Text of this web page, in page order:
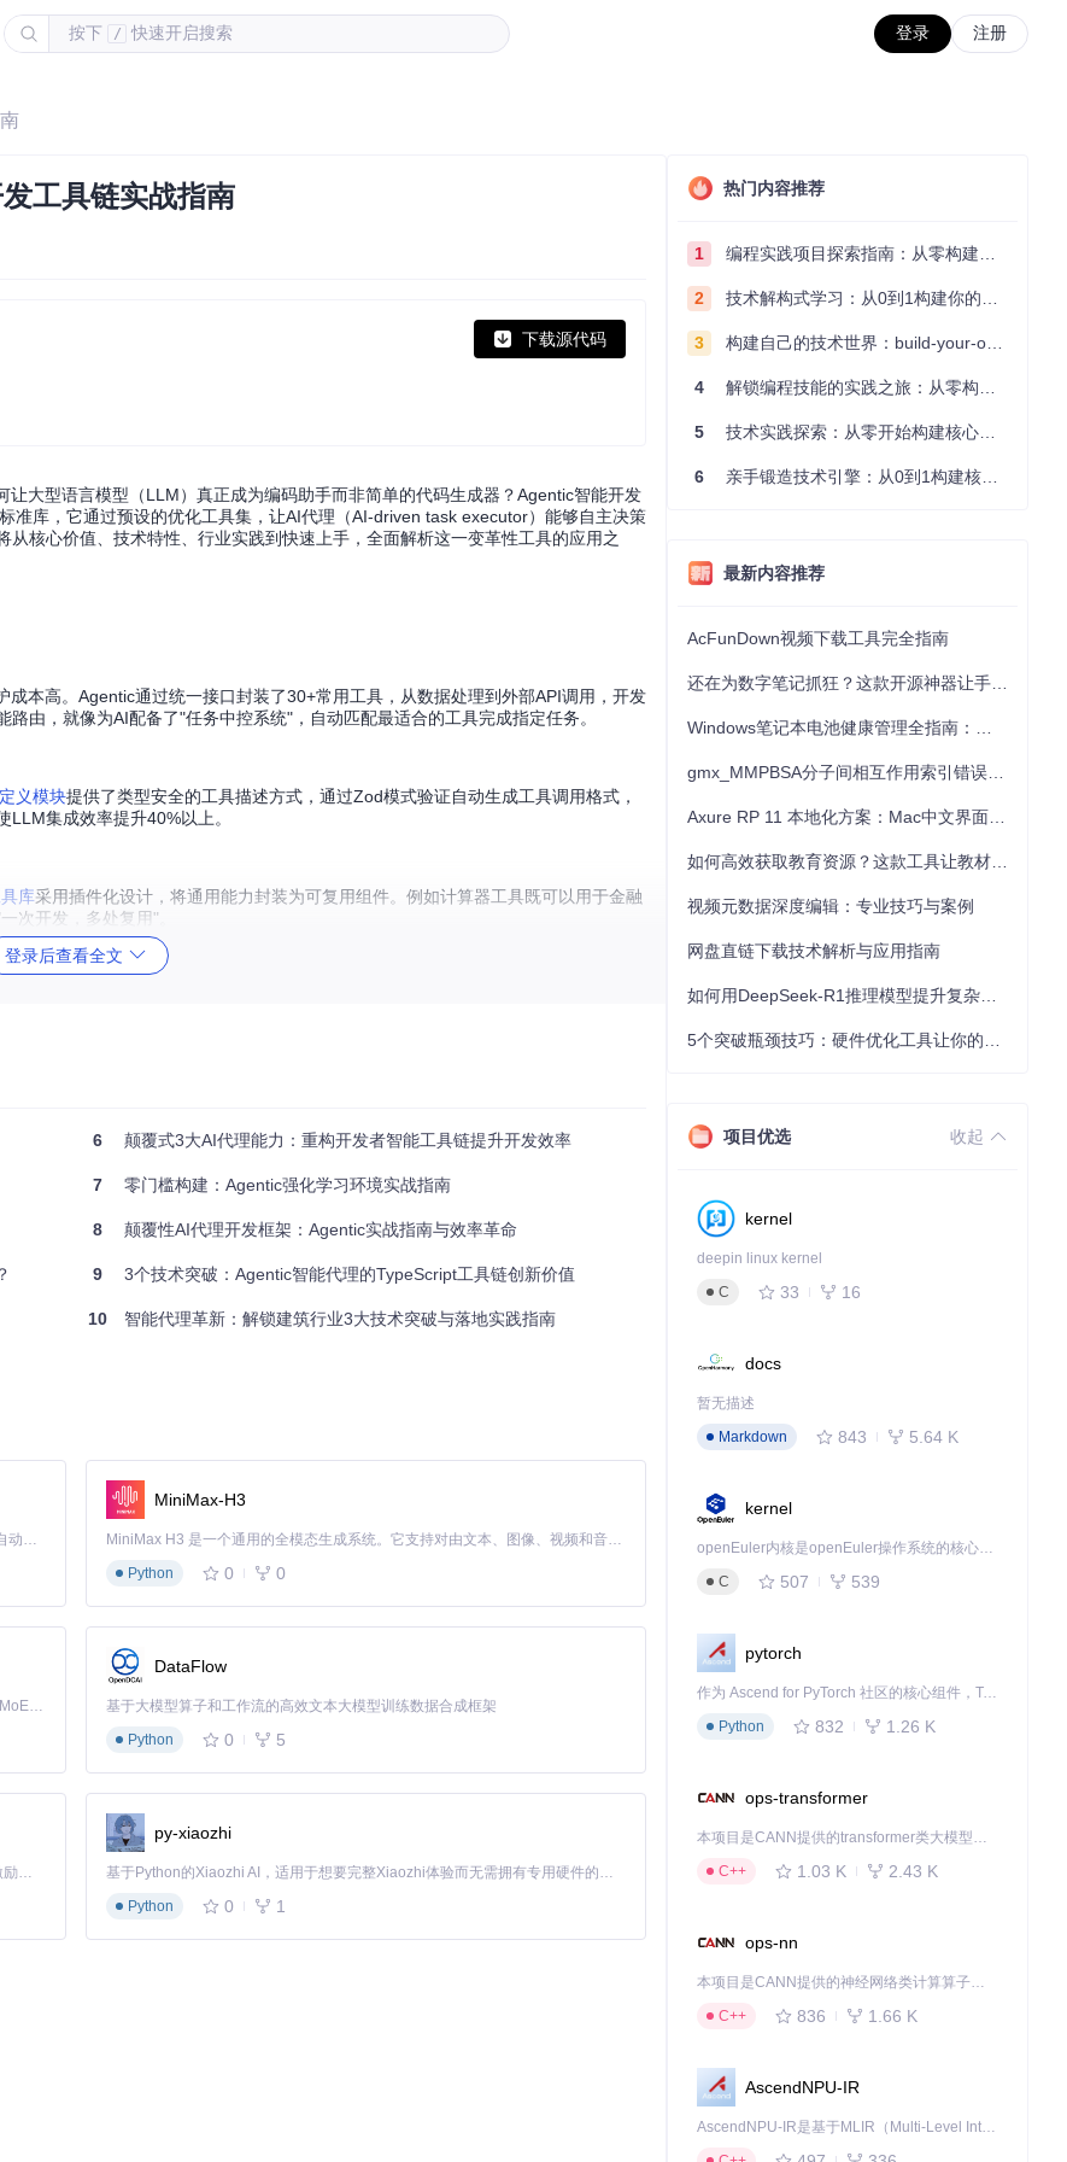
按下 / 快速开启搜索 登录 注册
工具链实战指南
下载源代码
大型语言模型（LLM）真正成为编码助手而非简单的代码生成器？Agentic智能开发
准库，它通过预设的优化工具集，让AI代理（AI-driven task executor）能够自主决策
核心价值、技术特性、行业实践到快速上手，全面解析这一变革性工具的应用之
本高。Agentic通过统一接口封装了30+常用工具，从数据处理到外部API调用，开发
路由，就像为AI配备了"任务中控系统"，自动匹配最适合的工具完成指定任务。
义模块提供了类型安全的工具描述方式，通过Zod模式验证自动生成工具调用格式，
集成效率提升40%以上。
库采用插件化设计，将通用能力封装为可复用组件。例如计算器工具既可以用于金融
次开发，多处复用"。
提示提前了整个开发周期。
结构。例如调用天气工具后，建议使用assertWeatherResponse函数确保温度、
获取实时股票数据，结合计算器工具
calculator], llm)
AAPL过去30天的波动率")
获取用户画像，使用搜索工具查找最新促销活动，结合SlackClient转接复杂问
获取最新论文，使用 WolframAlphaClient
登录后查看全文
6 颠覆式3大AI代理能力：重构开发者智能工具链提升开发效率
7 零门槛构建：Agentic强化学习环境实战指南
8 颠覆性AI代理开发框架：Agentic实战指南与效率革命
9 3个技术突破：Agentic智能代理的TypeScript工具链创新价值
10 智能代理革新：解锁建筑行业3大技术突破与落地实践指南
Claude Code 的开源替代方案。连接任意大模型，编辑代码，运行命令，自动验证 — 全自动执行。用 Rust 构建，极致性能。 ｜ An open-source alternative to Claude Code. Connect any LLM, edit code, run commands, and verify changes — autonomously. Built in Rust for speed. Get Started
MiniMax-H3
MiniMax H3 是一个通用的全模态生成系统。它支持对由文本、图像、视频和音频组成的多模态上下文进行统一理解，并能生成分辨率高达 2K、时长可达 15 秒的带原生立体声音频的视频。得益于面向任务泛化的系统设计，H3 在预训练阶段就已具备广泛的多模态上下文理解与生成能力，能够出色地执行复杂的多模态指令。
Python
0 0
Kimi K3 是Kimi能力最强的模型：这是一个拥有 2.8 万亿参数的混合专家（MoE）模型，具备原生视觉理解能力，并支持 100 万 token 的上下文窗口。
DataFlow
基于大模型算子和工作流的高效文本大模型训练数据合成框架
Python
0 5
「源启盛夏」暑期校园开发者成长计划旨在激活校园开源力量，通过积分激励、认证扶持、资源倾斜等形式，引导高校组织和开发者完成「入驻 — 建项目 — 做贡献 — 获认证 — 得资源」的完整闭环。无论你是想带领社团入驻平台的组织者，还是希望用代码贡献证明自己的开发者，都能在这里找到属于你的成长路径。
py-xiaozhi
基于Python的Xiaozhi AI，适用于想要完整Xiaozhi体验而无需拥有专用硬件的用户。
Python
0 1
热门内容推荐
1 编程实践项目探索指南：从零构建技术能力体系
2 技术解构式学习：从0到1构建你的编程知识体系
3 构建自己的技术世界：build-your-own-x项目的实践探索指南
4 解锁编程技能的实践之旅：从零构建你的技术世界
5 技术实践探索：从零开始构建核心系统的实践指南
6 亲手锻造技术引擎：从0到1构建核心系统的实践指南
最新内容推荐
AcFunDown视频下载工具完全指南
视频元数据深度编辑：专业技巧与案例
网盘直链下载技术解析与应用指南
项目优选 收起
kernel
deepin linux kernel
C
33 16
docs
暂无描述
Markdown
843 5.64 K
kernel
openEuler内核是openEuler操作系统的核心，既是系统性能与稳定性的基石，也是连接处理器、设备与服务的桥梁。
C
507 539
pytorch
作为 Ascend for PyTorch 社区的核心组件，TorchNPU 是昇腾专为 PyTorch 打造的深度学习适配插件，使 PyTorch 框架能够直接调用昇腾 NPU，为开发者提供昇腾 AI 处理器的超强算力。
Python
832 1.26 K
ops-transformer
本项目是CANN提供的transformer类大模型算子库，实现网络在NPU上加速计算。
C++
1.03 K 2.43 K
ops-nn
本项目是CANN提供的神经网络类计算算子库，实现网络在NPU上加速计算。
C++
836 1.66 K
AscendNPU-IR
AscendNPU-IR是基于MLIR（Multi-Level Intermediate Representation）构建的，面向昇腾亲和算子编译时使用的中间表示，提供昇腾完备表达能力，通过编译优化提升昇腾AI处理器计算效率，支持通过生态框架使能昇腾AI处理器与深度调优